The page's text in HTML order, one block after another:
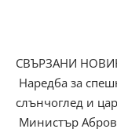
СВЪРЗАНИ
Наредба за
слънчоглед и
Министър